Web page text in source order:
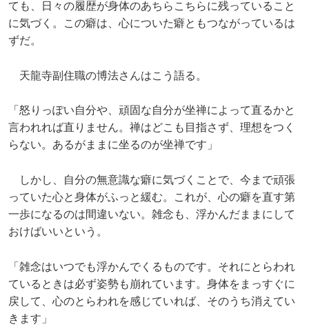
ても、日々の履歴が身体のあちらこちらに残っていること
に気づく。この癖は、心についた癖ともつながっているは
ずだ。
天龍寺副住職の博法さんはこう語る。
「怒りっぽい自分や、頑固な自分が坐禅によって直るかと
言われれば直りません。禅はどこも目指さず、理想をつく
らない。あるがままに坐るのが坐禅です」
しかし、自分の無意識な癖に気づくことで、今まで頑張
っていた心と身体がふっと緩む。これが、心の癖を直す第
一歩になるのは間違いない。雑念も、浮かんだままにして
おけばいいという。
「雑念はいつでも浮かんでくるものです。それにとらわれ
ているときは必ず姿勢も崩れています。身体をまっすぐに
戻して、心のとらわれを感じていれば、そのうち消えてい
きます」